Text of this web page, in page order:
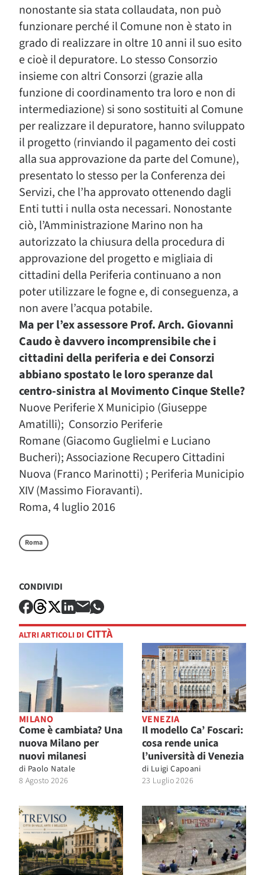
nonostante sia stata collaudata, non può
funzionare perché il Comune non è stato in
grado di realizzare in oltre 10 anni il suo esito
e cioè il depuratore. Lo stesso Consorzio
insieme con altri Consorzi (grazie alla
funzione di coordinamento tra loro e non di
intermediazione) si sono sostituiti al Comune
per realizzare il depuratore, hanno sviluppato
il progetto (rinviando il pagamento dei costi
alla sua approvazione da parte del Comune),
presentato lo stesso per la Conferenza dei
Servizi, che l’ha approvato ottenendo dagli
Enti tutti i nulla osta necessari. Nonostante
ciò, l’Amministrazione Marino non ha
autorizzato la chiusura della procedura di
approvazione del progetto e migliaia di
cittadini della Periferia continuano a non
poter utilizzare le fogne e, di conseguenza, a
non avere l’acqua potabile.
Ma per l’ex assessore Prof. Arch. Giovanni
Caudo è davvero incomprensibile che i
cittadini della periferia e dei Consorzi
abbiano spostato le loro speranze dal
centro-sinistra al Movimento Cinque Stelle?
Nuove Periferie X Municipio (Giuseppe
Amatilli); Consorzio Periferie
Romane (Giacomo Guglielmi e Luciano
Bucheri); Associazione Recupero Cittadini
Nuova (Franco Marinotti) ; Periferia Municipio
XIV (Massimo Fioravanti).
Roma, 4 luglio 2016
Roma
CONDIVIDI
ALTRI ARTICOLI DI CITTÀ
MILANO
Come è cambiata? Una
nuova Milano per
nuovi milanesi
di Paolo Natale
8 Agosto 2026
VENEZIA
Il modello Ca’ Foscari:
cosa rende unica
l’università di Venezia
di Luigi Capoani
23 Luglio 2026